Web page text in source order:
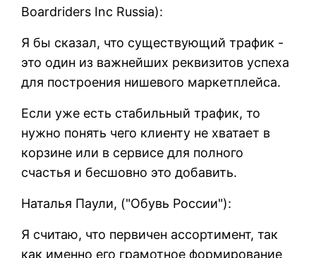
Boardriders Inc Russia):
Я бы сказал, что существующий трафик -
это один из важнейших реквизитов успеха
для построения нишевого маркетплейса.
Если уже есть стабильный трафик, то
нужно понять чего клиенту не хватает в
корзине или в сервисе для полного
счастья и бесшовно это добавить.
Наталья Паули, ("Обувь России"):
Я считаю, что первичен ассортимент, так
как именно его грамотное формирование